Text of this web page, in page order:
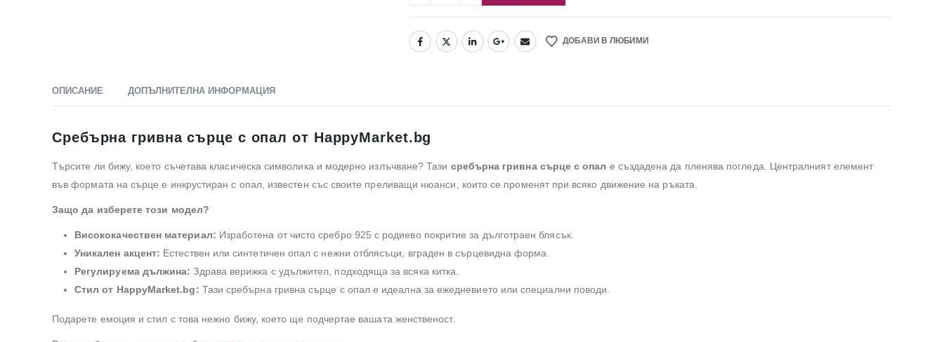
ДОБАВИ В ЛЮБИМИ
ОПИСАНИЕ ДОПЪЛНИТЕЛНА ИНФОРМАЦИЯ
Сребърна гривна сърце с опал от HappyMarket.bg
Търсите ли бижу, което съчетава класическа символика и модерно излъчване? Тази сребърна гривна сърце с опал е създадена да пленява погледа. Централният елемент
във формата на сърце е инкрустиран с опал, известен със своите преливащи нюанси, които се променят при всяко движение на ръката.
Защо да изберете този модел?
Висококачествен материал: Изработена от чисто сребро 925 с родиево покритие за дълготраен блясък.
Уникален акцент: Естествен или синтетичен опал с нежни отблясъци, вграден в сърцевидна форма.
Регулируема дължина: Здрава верижка с удължител, подходяща за всяка китка.
Стил от HappyMarket.bg: Тази сребърна гривна сърце с опал е идеална за ежедневието или специални поводи.
Подарете емоция и стил с това нежно бижу, което ще подчертае вашата женственост.